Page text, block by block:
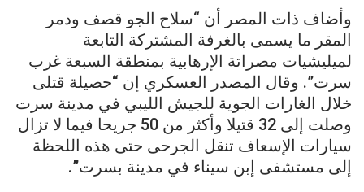
وأضاف ذات المصر أن “سلاح الجو قصف ودمر
المقر ما يسمى بالغرفة المشتركة التابعة
لميليشيات مصراتة الإرهابية بمنطقة السبعة غرب
سرت”. وقال المصدر العسكري إن “حصيلة قتلى
خلال الغارات الجوية للجيش الليبي في مدينة سرت
وصلت إلى 32 قتيلا وأكثر من 50 جريحا فيما لا تزال
سيارات الإسعاف تنقل الجرحى حتى هذه اللحظة
إلى مستشفى إبن سيناء في مدينة بسرت”.